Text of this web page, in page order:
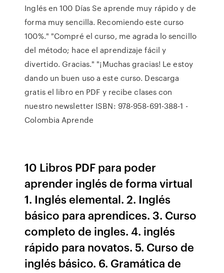
Inglés en 100 Días Se aprende muy rápido y de
forma muy sencilla. Recomiendo este curso
100%." "Compré el curso, me agrada lo sencillo
del método; hace el aprendizaje fácil y
divertido. Gracias." "¡Muchas gracias! Le estoy
dando un buen uso a este curso. Descarga
gratis el libro en PDF y recibe clases con
nuestro newsletter ISBN: 978-958-691-388-1 -
Colombia Aprende
10 Libros PDF para poder
aprender inglés de forma virtual
1. Inglés elemental. 2. Inglés
básico para aprendices. 3. Curso
completo de ingles. 4. inglés
rápido para novatos. 5. Curso de
inglés básico. 6. Gramática de